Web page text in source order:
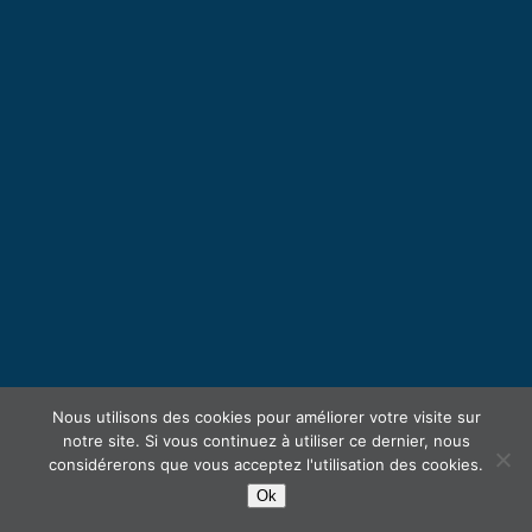
Nous utilisons des cookies pour améliorer votre visite sur
notre site. Si vous continuez à utiliser ce dernier, nous
considérerons que vous acceptez l'utilisation des cookies.
Ok